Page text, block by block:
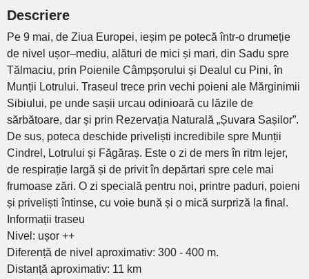
Descriere
Pe 9 mai, de Ziua Europei, ieșim pe potecă într-o drumeție
de nivel ușor–mediu, alături de mici și mari, din Sadu spre
Tălmaciu, prin Poienile Câmpșorului și Dealul cu Pini, în
Munții Lotrului. Traseul trece prin vechi poieni ale Mărginimii
Sibiului, pe unde sașii urcau odinioară cu lăzile de
sărbătoare, dar și prin Rezervația Naturală „Șuvara Sașilor”.
De sus, poteca deschide priveliști incredibile spre Munții
Cindrel, Lotrului și Făgăraș. Este o zi de mers în ritm lejer,
de respirație largă și de privit în depărtari spre cele mai
frumoase zări. O zi specială pentru noi, printre paduri, poieni
și priveliști întinse, cu voie bună și o mică surpriză la final.
Informații traseu
Nivel: ușor ++
Diferență de nivel aproximativ: 300 - 400 m.
Distanță aproximativ: 11 km